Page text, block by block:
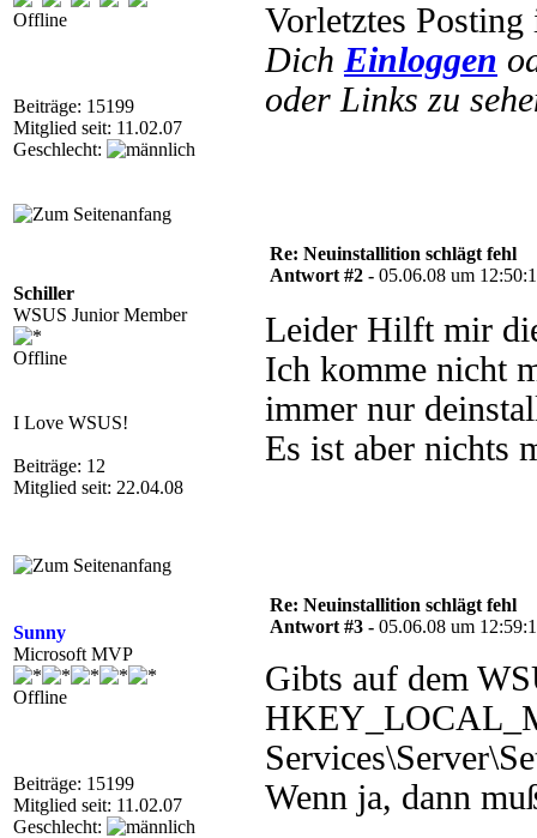
Offline
Beiträge: 15199
Mitglied seit: 11.02.07
Geschlecht:
Vorletztes
Dich Einloggen
oder Links zu
Schiller
WSUS Junior Member
Offline
I Love WSUS!
Beiträge: 12
Mitglied seit: 22.04.08
Re: Neuinstallition schlägt fehl
Antwort #2 - 05.06.08 um
Leider Hilft mir
Ich komme nicht
immer nur
Es ist aber nichts
Sunny
Microsoft MVP
Offline
Beiträge: 15199
Mitglied seit: 11.02.07
Geschlecht:
Re: Neuinstallition schlägt fehl
Antwort #3 - 05.06.08 um
Gibts auf dem
Wenn ja, dann